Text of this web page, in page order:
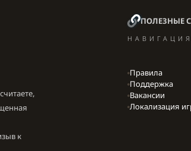
к
ПОЛЕЗНЫЕ
НАВИГАЦИЯ
Правила
Поддержка
Вакансии
Локализация